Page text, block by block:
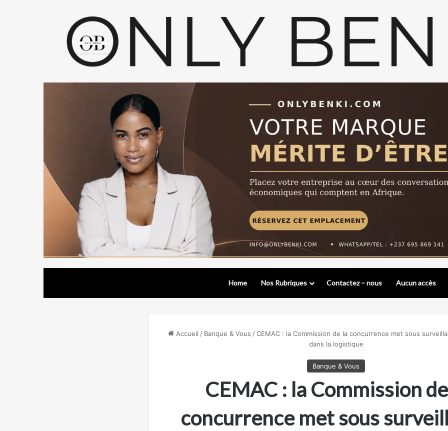
Home Nos Rubriques Contactez – nous Aucun accès
Accueil / Banque & Vous /CEMAC : la Commission de la concurrence met sous
dans la logistique
Banque & Vous
CEMAC : la Commission
concurrence met sous